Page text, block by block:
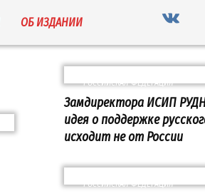
ОБ ИЗДАНИИ
РОССИЙСКАЯ ФЕДЕРАЦИЯ
Замдиректора ИСИП
идея о поддержке
исходит не от России
РОССИЙСКАЯ ФЕДЕРАЦИЯ